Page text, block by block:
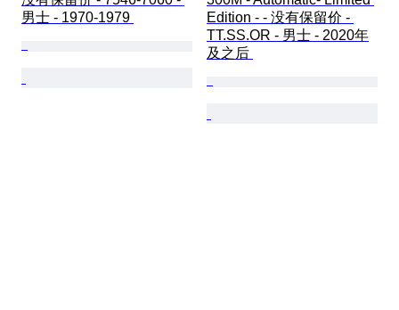
男士 - 1970-1979
Edition - - 没有保留价 -
TT.SS.OR - 男士 - 2020年
及之后